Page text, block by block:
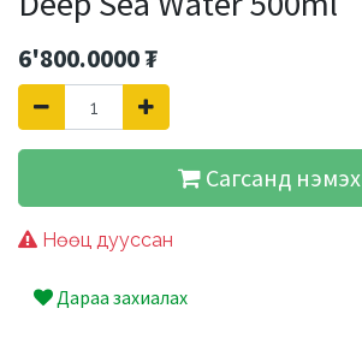
6'800.0000₮
Сагсанд нэмэх
Нөөц дууссан
Дараа захиалах